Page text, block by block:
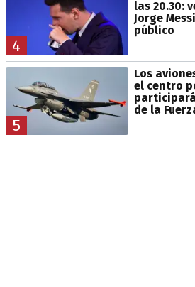
4
las 20.30:
Jorge
público
5
Los
el centro
de la